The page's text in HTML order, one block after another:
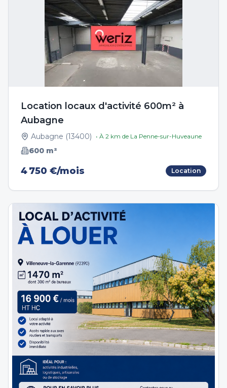
Location locaux d'activité 600m² à
Aubagne
Aubagne (13400) • À 2 km de La Penne-sur-Huveaune
600 m²
4 750 €/mois Location